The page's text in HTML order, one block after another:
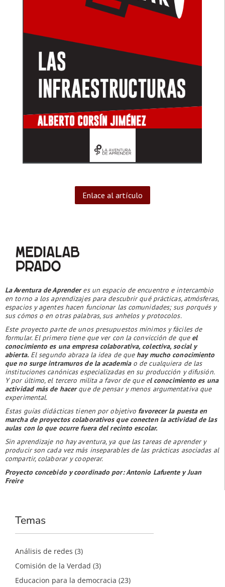
Enlace al artículo
La Aventura de Aprenderes un espacio de encuentro e intercambio
en torno a los aprendizajes para descubrir qué prácticas, atmósferas,
espacios y agentes hacen funcionar las comunidades; sus porqués y
sus cómos o en otras palabras, sus anhelos y protocolos.
Este proyecto parte de unos presupuestos mínimos y fáciles de
formular. El primero tiene que ver con la convicción de que el
conocimiento es una empresa colaborativa, colectiva, social y
abierta.El segundo abraza la idea de que hay mucho conocimiento
que no surge intramuros de la academiao de cualquiera de las
instituciones canónicas especializadas en su producción y difusión.
Y por último, el tercero milita a favor de que el conocimiento es una
actividad más de hacerque de pensar y menos argumentativa que
experimental.
Estas guías didácticas tienen por objetivo favorecer la puesta en
marcha de proyectos colaborativos que conecten la actividad de las
aulas con lo que ocurre fuera del recinto escolar.
Sin aprendizaje no hay aventura, ya que las tareas de aprender y
producir son cada vez más inseparables de las prácticas asociadas al
compartir, colaborar y cooperar.
Proyecto concebido y coordinado por: Antonio Lafuente y Juan
Freire
Temas
Análisis de redes (3)
Comisión de la Verdad (3)
Educacion para la democracia (23)